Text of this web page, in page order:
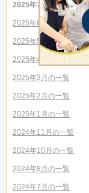
2025年7月の一覧
2025年6月の一覧
2025年5月の一覧
2025年4月の一覧
2025年3月の一覧
2025年2月の一覧
2025年1月の一覧
2024年11月の一覧
2024年10月の一覧
2024年8月の一覧
2024年7月の一覧